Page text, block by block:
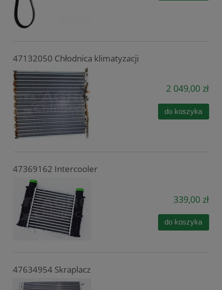
47132050 Chłodnica klimatyzacji
2 049,00 zł
do koszyka
47369162 Intercooler
339,00 zł
do koszyka
47634954 Skraplacz